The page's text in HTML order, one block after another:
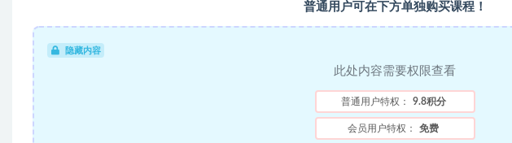
普通用户可在下方单独购买课程！
隐藏内容
此处内容需要权限查看
普通用户特权： 9.8积分
会员用户特权： 免费